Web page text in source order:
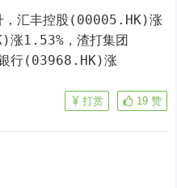
1.53%，渣打集团
行(03968.HK)涨
19 赞
打赏